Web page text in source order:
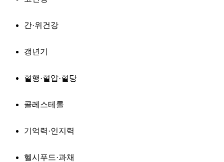
간·위건강
갱년기
혈행·혈압·혈당
콜레스테롤
기억력·인지력
헬시푸드·과채